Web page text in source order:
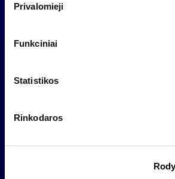
Privalomieji
Funkciniai
Statistikos
Rinkodaros
Naujienos